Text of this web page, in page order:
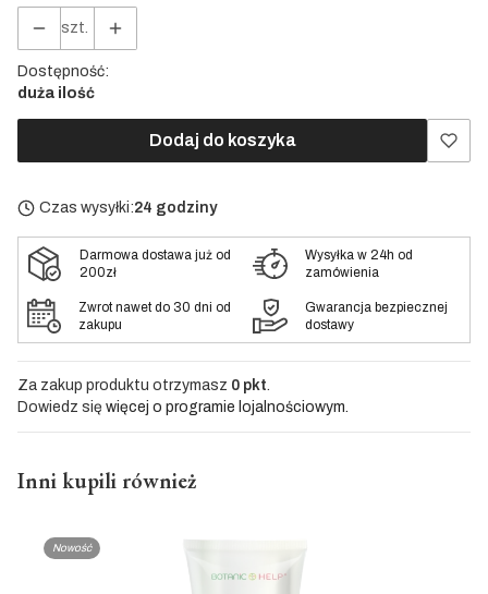
szt.
Dostępność:
duża ilość
Dodaj do koszyka
Czas wysyłki:24 godziny
Darmowa dostawa już od
200zł
Wysyłka w 24h od
zamówienia
Zwrot nawet do 30 dni od
zakupu
Gwarancja bezpiecznej
dostawy
Za zakup produktu otrzymasz 0 pkt.
Dowiedz się więcej o programie lojalnościowym.
Inni kupili również
Nowość